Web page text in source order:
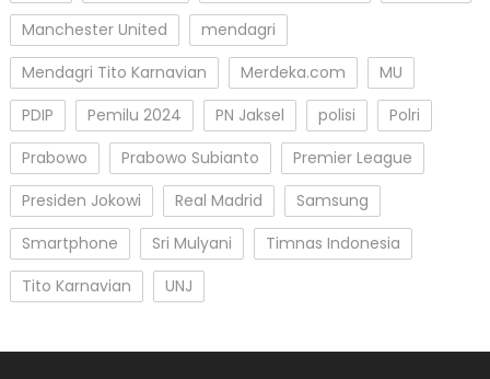
Manchester United
mendagri
Mendagri Tito Karnavian
Merdeka.com
MU
PDIP
Pemilu 2024 PN Jaksel polisi
Polri
Prabowo
Prabowo Subianto
Premier League
Presiden Jokowi
Real Madrid
Samsung
Smartphone
Sri Mulyani
Timnas Indonesia
Tito Karnavian
UNJ